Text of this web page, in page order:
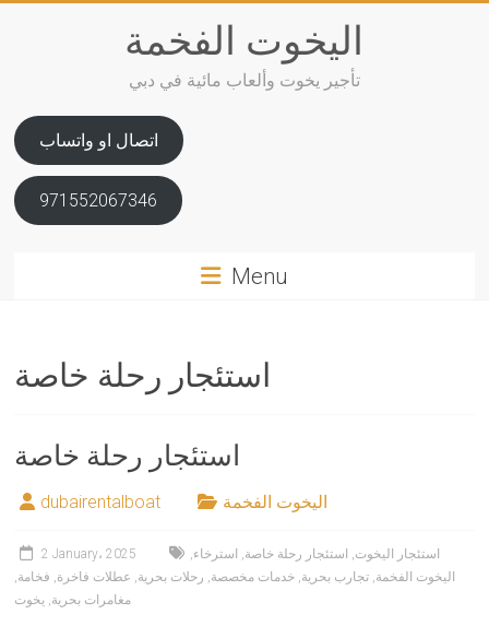
اليخوت الفخمة
تأجير يخوت وألعاب مائية في دبي
اتصال او واتساب
971552067346
Menu
استئجار رحلة خاصة
استئجار رحلة خاصة
dubairentalboat اليخوت الفخمة
2 January، 2025 استئجار اليخوت, استئجار رحلة خاصة, استرخاء,
اليخوت الفخمة, تجارب بحرية, خدمات مخصصة, رحلات بحرية, عطلات فاخرة, فخامة,
مغامرات بحرية, يخوت